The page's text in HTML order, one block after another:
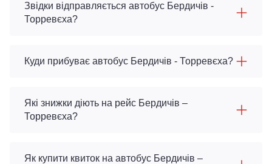
Звідки відправляється автобус Бердичів -
Торревєха?
Куди прибуває автобус Бердичів - Торревєха?
Які знижки діють на рейс Бердичів –
Торревєха?
Як купити квиток на автобус Бердичів –